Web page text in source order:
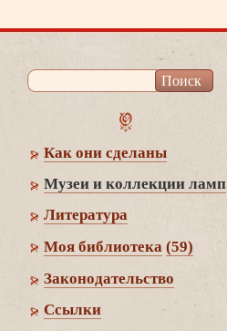
Как они сделаны
Музеи и коллекции ламп
Литература
Моя библиотека (59)
Законодательство
Cсылки